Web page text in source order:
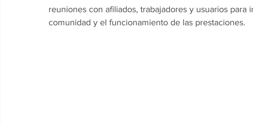
reuniones con afiliados, trabajadores y usuarios para
comunidad y el funcionamiento de las prestaciones.